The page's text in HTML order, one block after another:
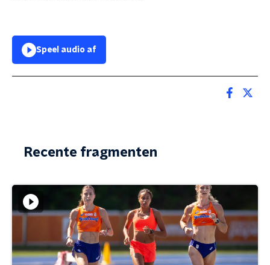
Speel audio af
Recente fragmenten